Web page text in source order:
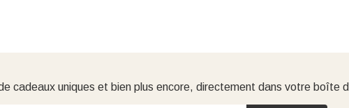
cadeaux uniques et bien plus encore, directement dans votre boîte